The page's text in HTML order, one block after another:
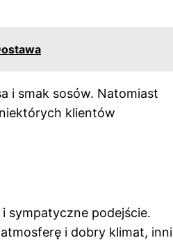
i smak sosów. Natomiast
klientów
i sympatyczne podejście.
i dobry klimat, inni